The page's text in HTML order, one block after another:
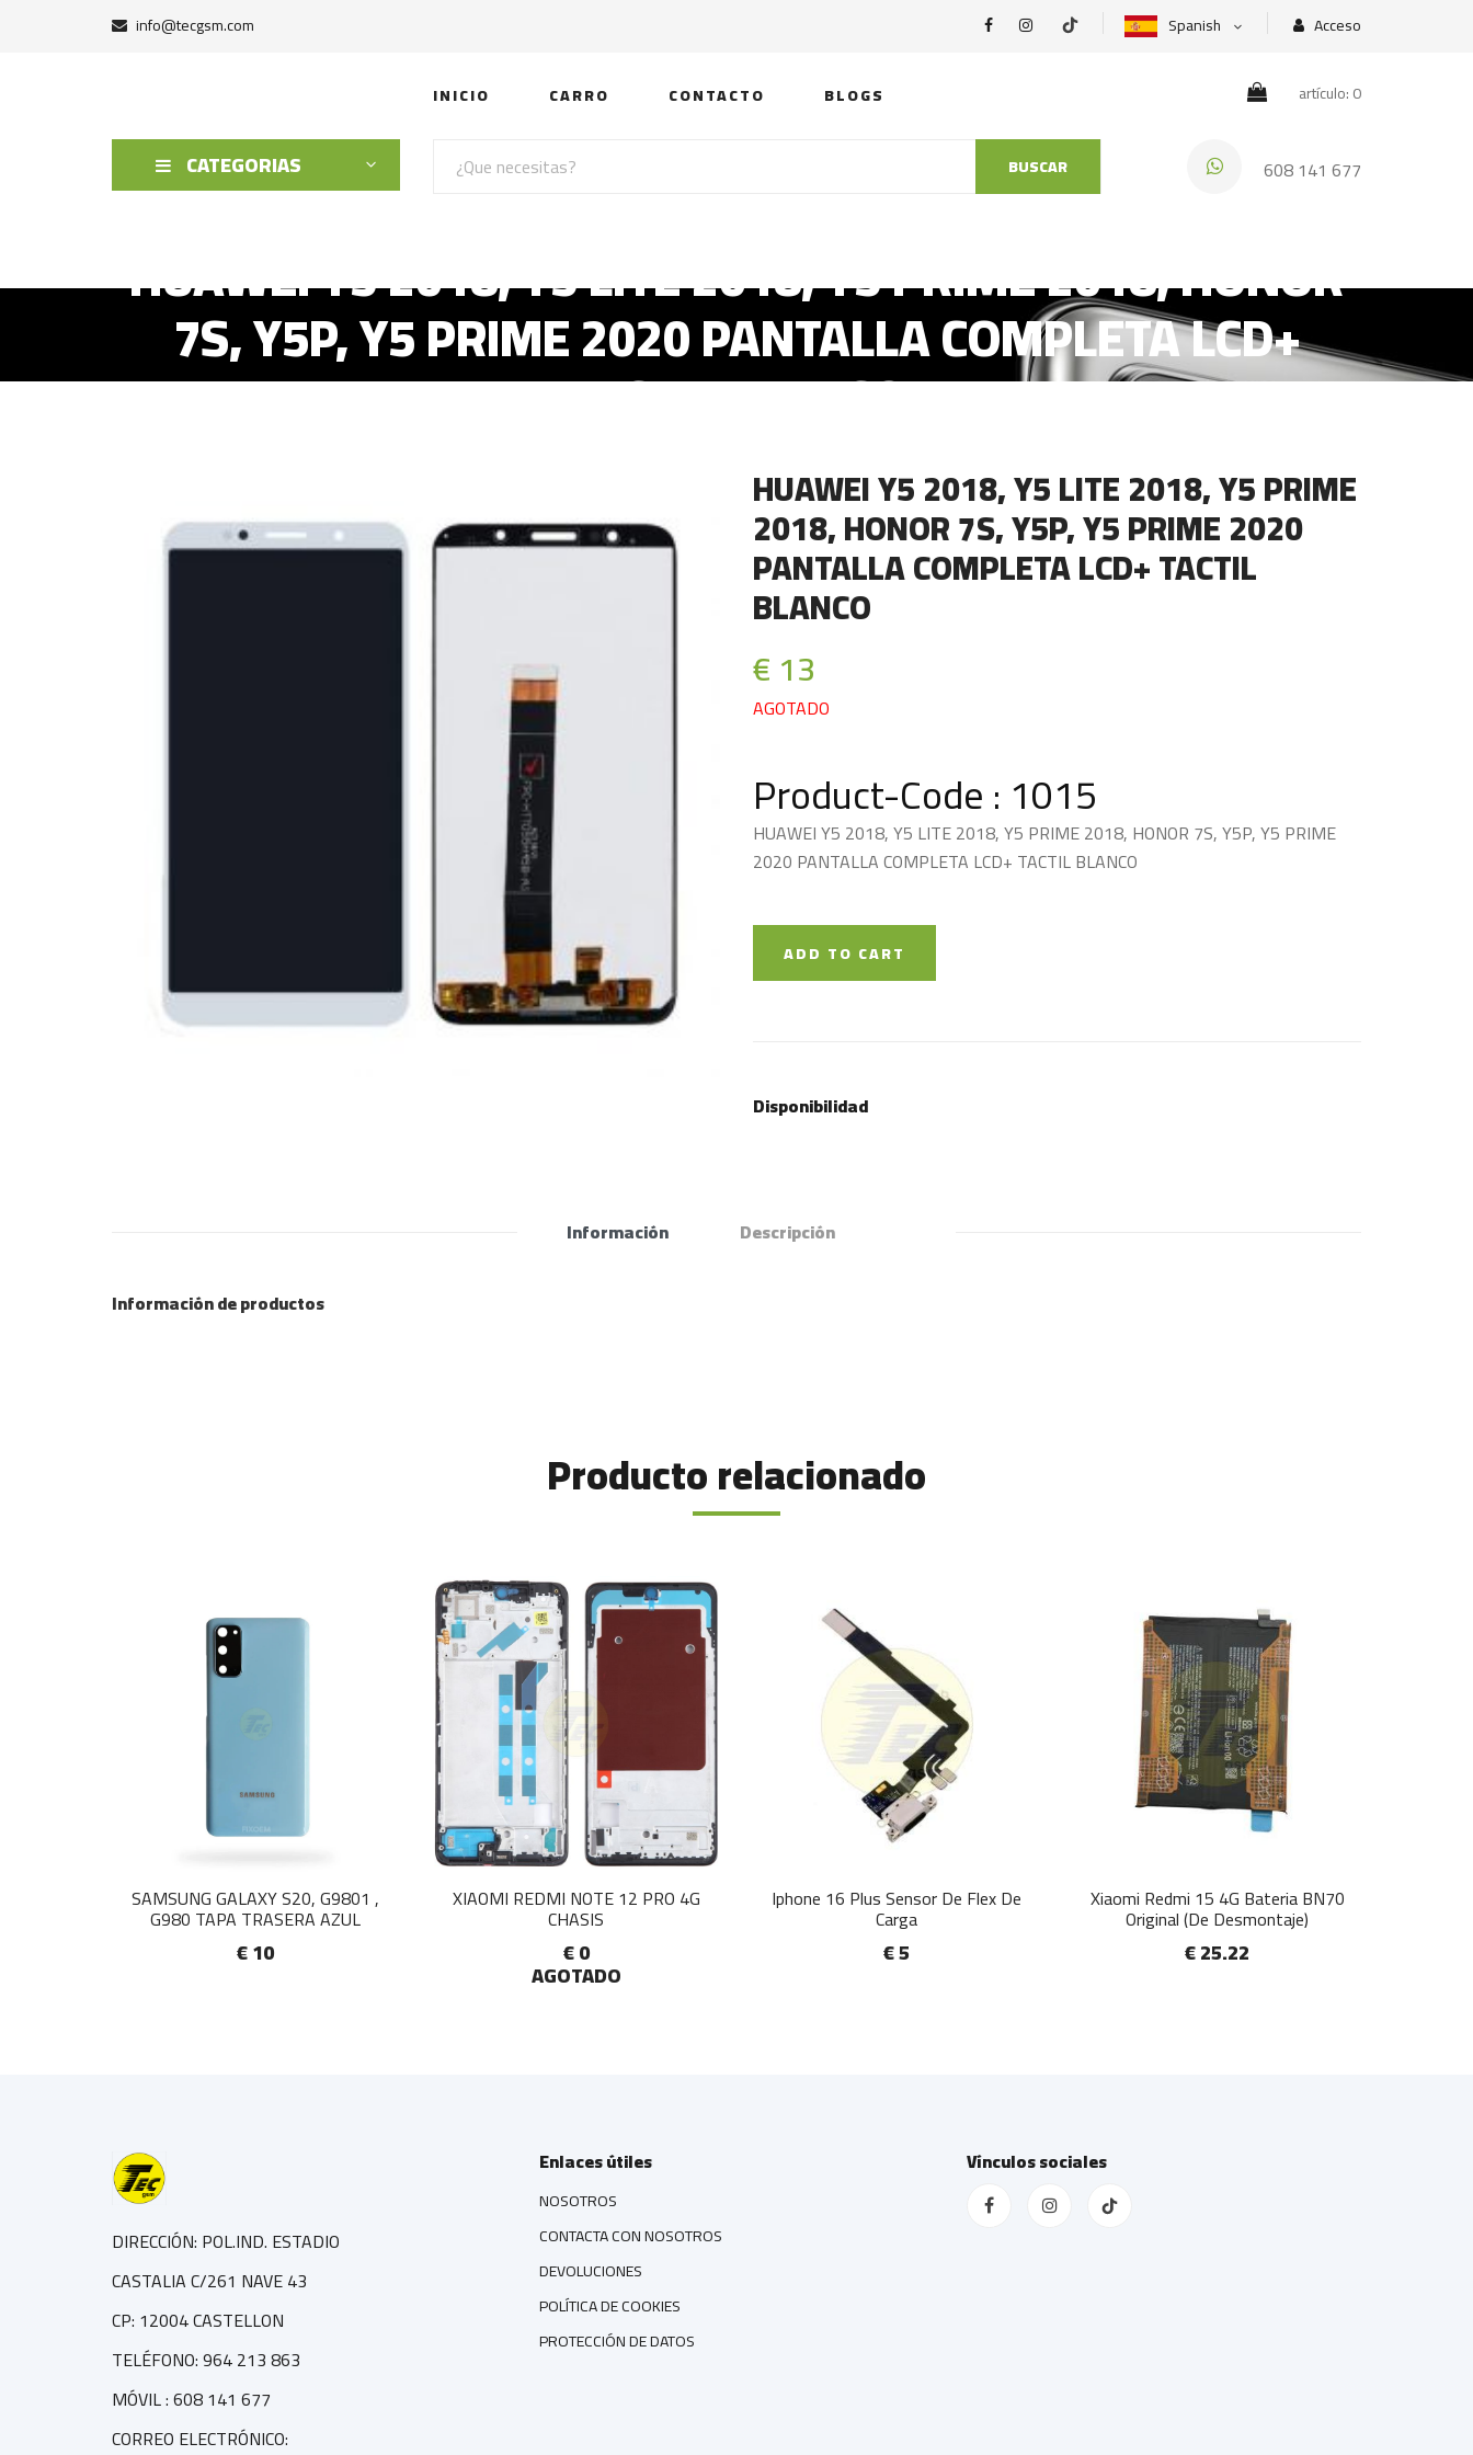
info@tecgsm.com Spanish Acceso
INICIO CARRO CONTACTO BLOGS artículo: 0
CATEGORIAS BUSCAR 608 141 677
HUAWEI Y5 2018, Y5 LITE 2018, Y5 PRIME 2018, HONOR
7S, Y5P, Y5 PRIME 2020 PANTALLA COMPLETA LCD+
TACTIL BLANCO
HUAWEI Y5 2018, Y5 LITE 2018, Y5 PRIME
2018, HONOR 7S, Y5P, Y5 PRIME 2020
PANTALLA COMPLETA LCD+ TACTIL
BLANCO
€ 13
AGOTADO
Product-Code : 1015
HUAWEI Y5 2018, Y5 LITE 2018, Y5 PRIME 2018, HONOR 7S, Y5P, Y5 PRIME
2020 PANTALLA COMPLETA LCD+ TACTIL BLANCO
ADD TO CART
Disponibilidad
Información Descripción
Información de productos
Producto relacionado
SAMSUNG GALAXY S20, G9801 ,
G980 TAPA TRASERA AZUL
€ 10
XIAOMI REDMI NOTE 12 PRO 4G
CHASIS
€ 0
AGOTADO
Iphone 16 Plus Sensor De Flex De
Carga
€ 5
Xiaomi Redmi 15 4G Bateria BN70
Original (De Desmontaje)
€ 25.22
DIRECCIÓN: POL.IND. ESTADIO
CASTALIA C/261 NAVE 43
CP: 12004 CASTELLON
TELÉFONO: 964 213 863
MÓVIL : 608 141 677
CORREO ELECTRÓNICO:
Enlaces útiles
NOSOTROS
CONTACTA CON NOSOTROS
DEVOLUCIONES
POLÍTICA DE COOKIES
PROTECCIÓN DE DATOS
Vínculos sociales